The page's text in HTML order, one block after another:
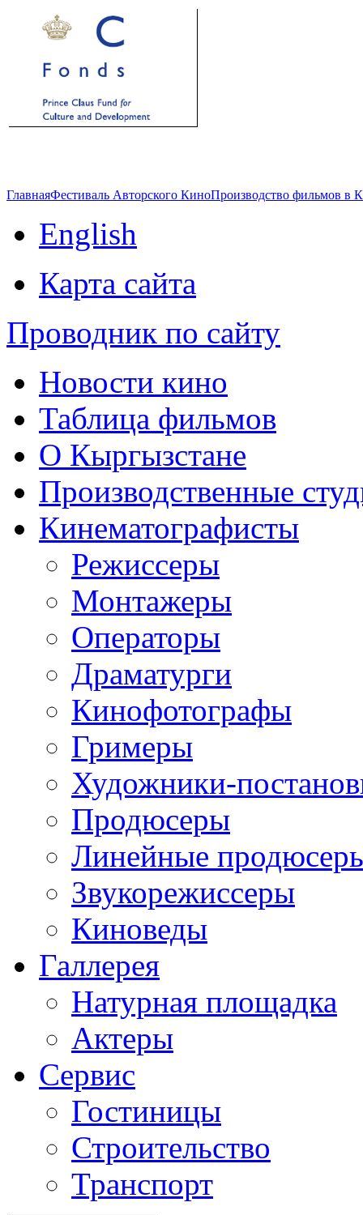
ГлавнаяФестиваль Авторского КиноПроизводство фильмов в
English
Карта сайта
Проводник по сайту
Новости кино
Таблица фильмов
О Кыргызстане
Производственные
Кинематографисты
Режиссеры
Монтажеры
Операторы
Драматурги
Кинофотографы
Гримеры
Художники-
Продюсеры
Линейные
Звукорежиссеры
Киноведы
Галлерея
Натурная площадка
Актеры
Сервис
Гостиницы
Строительство
Транспорт